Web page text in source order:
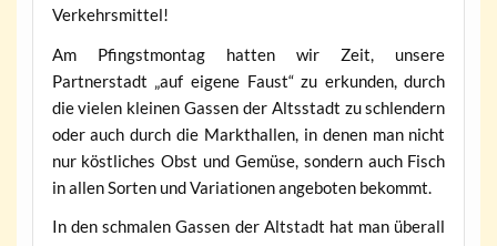
Verkehrsmittel!
Am Pfingstmontag hatten wir Zeit, unsere
Partnerstadt „auf eigene Faust“ zu erkunden, durch
die vielen kleinen Gassen der Altsstadt zu schlendern
oder auch durch die Markthallen, in denen man nicht
nur köstliches Obst und Gemüse, sondern auch Fisch
in allen Sorten und Variationen angeboten bekommt.
In den schmalen Gassen der Altstadt hat man überall